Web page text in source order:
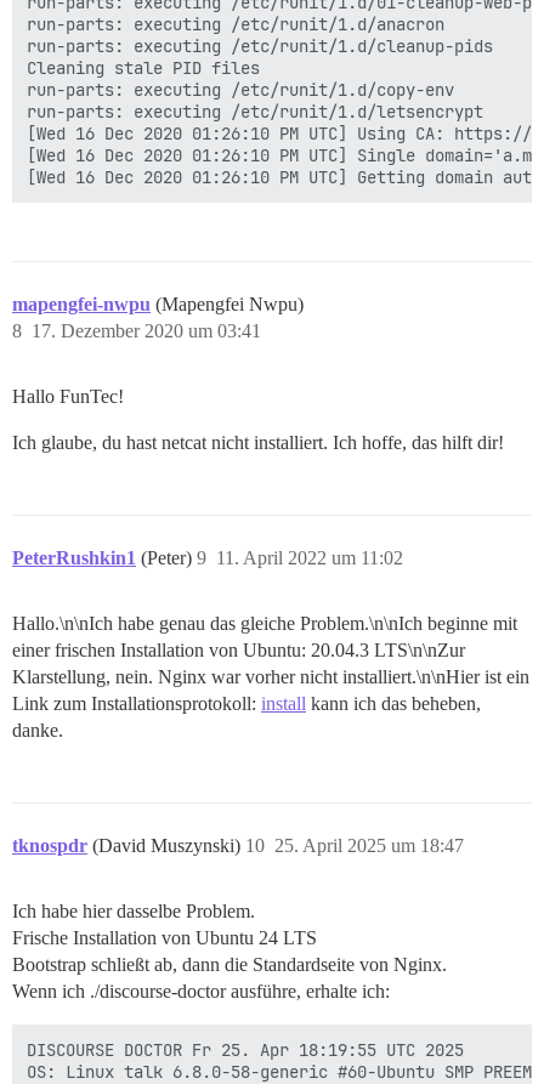
run-parts: executing /etc/runit/1.d/anacron
run-parts: executing /etc/runit/1.d/cleanup-pids
Cleaning stale PID files
run-parts: executing /etc/runit/1.d/copy-env
run-parts: executing /etc/runit/1.d/letsencrypt
[Wed 16 Dec 2020 01:26:10 PM UTC] Using CA:
[Wed 16 Dec 2020 01:26:10 PM UTC] Single
mapengfei-nwpu (Mapengfei Nwpu)
17. Dezember 2020 um 03:41
8
Hallo FunTec!
Ich glaube, du hast netcat nicht installiert. Ich hoffe, das hilft dir!
PeterRushkin1 (Peter) 11. April 2022 um 11:02
9
Hallo.\n\nIch habe genau das gleiche Problem.\n\nIch beginne mit
einer frischen Installation von Ubuntu: 20.04.3 LTS\n\nZur
Klarstellung, nein. Nginx war vorher nicht installiert.\n\nHier ist ein
Link zum Installationsprotokoll: install kann ich das beheben,
danke.
tknospdr (David Muszynski) 25. April 2025 um 18:47
10
Ich habe hier dasselbe Problem.
Frische Installation von Ubuntu 24 LTS
Bootstrap schließt ab, dann die Standardseite von Nginx.
Wenn ich ./discourse-doctor ausführe, erhalte ich:
DISCOURSE DOCTOR Fr 25. Apr 18:19:55 UTC 2025
OS: Linux talk 6.8.0-58-generic #60-Ubuntu SMP